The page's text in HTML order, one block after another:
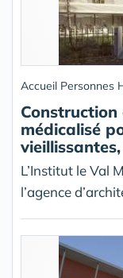
Accueil Personnes
médicalisé
L’Institut le Val
l’agence